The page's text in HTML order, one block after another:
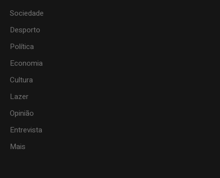
Sociedade
Desporto
Política
Economia
Cultura
Lazer
Opinião
Entrevista
Mais